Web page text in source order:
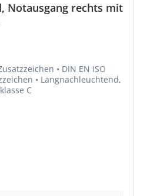
Notausgang rechts mit
• DIN EN ISO
C